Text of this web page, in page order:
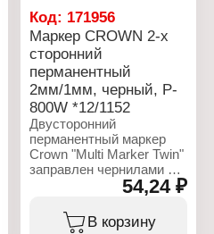
Код: 171956
Маркер CROWN 2-х
сторонний
перманентный
2мм/1мм, черный, P-
800W *12/1152
Двусторонний
перманентный маркер
Crown "Multi Marker Twin"
заправлен чернилами на
спиртовой основе,
подходит для письма на
любых поверхностях. Не
растекается. Маркер
54,24 ₽
В корзину